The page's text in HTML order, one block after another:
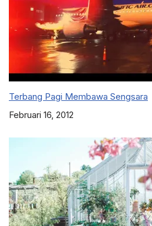
Terbang Pagi Membawa Sengsara
Februari 16, 2012